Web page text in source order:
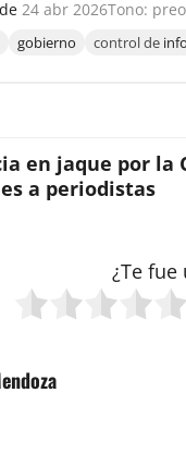
24 abr 2026Tono:
gobierno control de
en jaque por la
a periodistas
¿Te fue